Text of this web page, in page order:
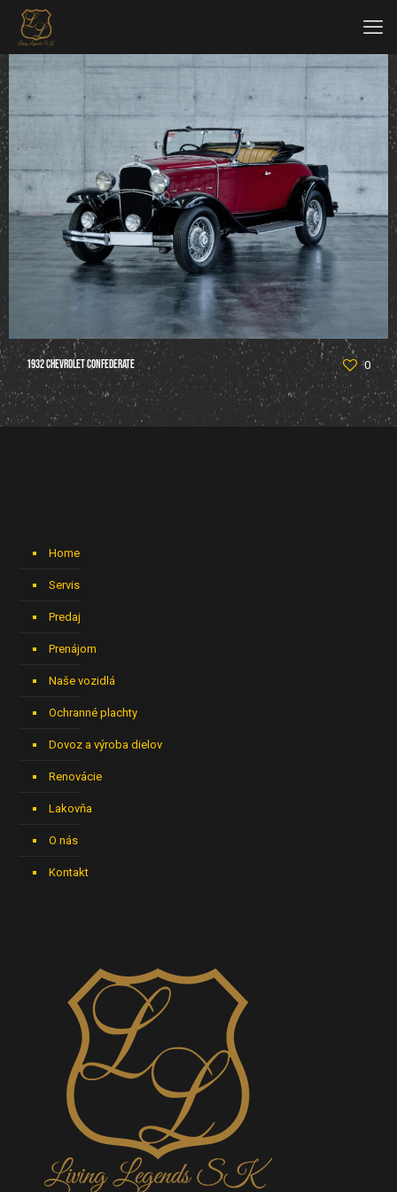
1932 Chevrolet Confederate 0
Home
Servis
Predaj
Prenájom
Naše vozidlá
Ochranné plachty
Dovoz a výroba dielov
Renovácie
Lakovňa
O nás
Kontakt